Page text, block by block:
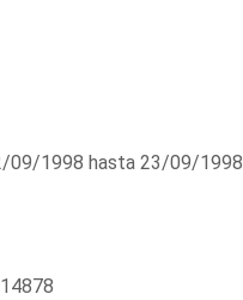
09/1998 hasta 23/09/1998